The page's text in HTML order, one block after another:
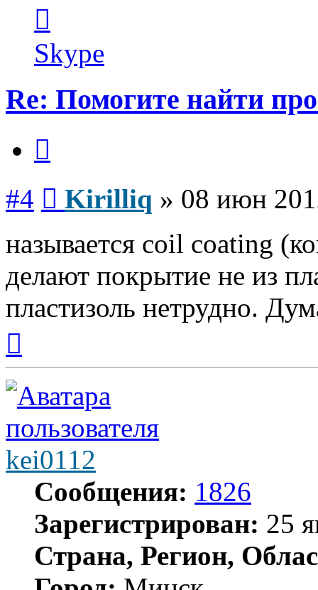
пользователя
Kirilliq
Skype
Re: Помогите найти
#4 Kirilliq » 08 июн
называется coil coating
делают покрытие не из
пластизоль нетрудно.
началу
kei0112
Сообщения: 1826
Зарегистрирован: 25
Страна, Регион,